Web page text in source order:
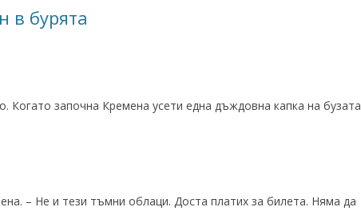
в бурята
Когато започна Кремена усети една дъждовна капка на бузата
– Не и тези тъмни облаци. Доста платих за билета. Няма да